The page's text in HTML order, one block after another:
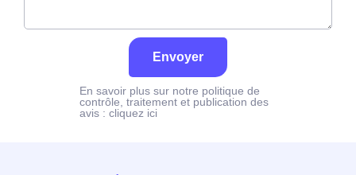
Envoyer
En savoir plus sur notre politique de
contrôle, traitement et publication des
avis : cliquez ici